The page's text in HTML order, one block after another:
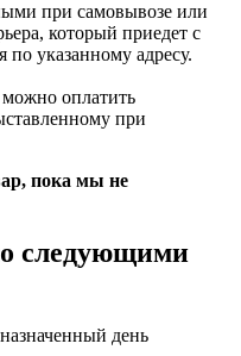
при самовывозе или
который приедет с
по указанному адресу.
можно оплатить
при
пока мы не
следующими
день